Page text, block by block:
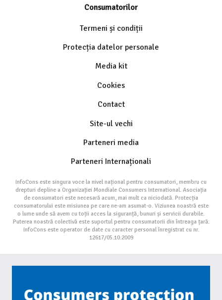
Consumatorilor
Termeni și condiții
Protecția datelor personale
Media kit
Cookies
Contact
Site-ul vechi
Parteneri media
Parteneri Internaționali
InfoCons este singura voce la nivel național pentru consumatori, membru cu
drepturi depline a Organizației Mondiale Consumers International. Asociația
de consumatori este necesară acum, mai mult ca niciodată. Protecția
consumatorului este misiunea pe care ne-am asumat-o. Viziunea noastră este
o lume unde să avem cu toții acces la siguranță, bunuri și servicii durabile.
Puterea noastră colectivă este suportul pentru consumatorii din întreaga țară.
InfoCons este operator de date cu caracter personal înregistrat cu nr.
12617/05.10.2009